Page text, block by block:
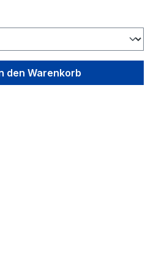
Wert
den Warenkorb